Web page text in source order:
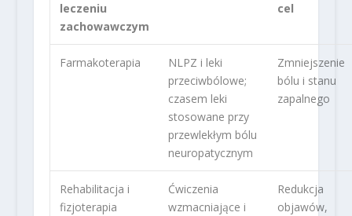
leczeniu
zachowawczym
cel
Farmakoterapia
NLPZ i leki
przeciwbólowe;
czasem leki
stosowane przy
przewlekłym bólu
neuropatycznym
Zmniejszenie
bólu i stanu
zapalnego
Rehabilitacja i
fizjoterapia
Ćwiczenia
wzmacniające i
Redukcja
objawów,